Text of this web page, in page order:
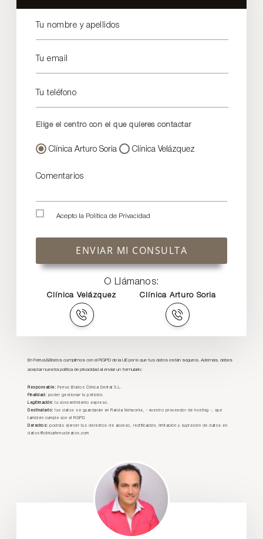
Tu nombre y apellidos
Tu email
Tu teléfono
Elige el centro con el que quieres contactar
Clínica Arturo Soria Clínica Velázquez
Comentarios
Acepto la Política de Privacidad
ENVIAR MI CONSULTA
O Llámanos:
Clínica Velázquez Clínica Arturo Soria
En Ferrus&Bratos cumplimos con el RGPD de la UE por lo que tus datos están seguros. Además, debes
aceptar nuestra política de privacidad al enviar un formulario:
Responsable: Ferrus Bratos Clínica Dental S.L.
Finalidad: poder gestionar tu petición.
Legitimación: tu consentimiento expreso.
Destinatario: tus datos se guardarán en Raiola Networks, - nuestro proveedor de hosting -, que
también cumple con el RGPD.
Derechos: podrás ejercer tus derechos de acceso, rectificación, limitación y supresión de datos en
datos@clinicaferrusbratos.com